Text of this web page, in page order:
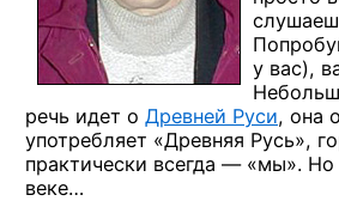
у вас),
речь идет о Древней Руси, она
употребляет «Древняя Русь»,
практически всегда — «мы». Но
веке…